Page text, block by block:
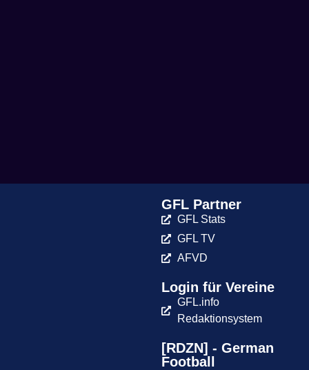
GFL Partner
GFL Stats
GFL TV
AFVD
Login für Vereine
GFL.info
Redaktionsystem
[RDZN] - German
Football